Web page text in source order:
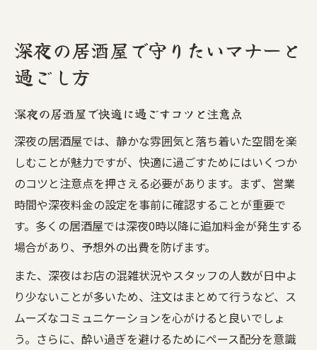
静かな夜に楽しむ居酒屋の魅力を解説
居酒屋深夜営業で楽しむ静寂の魅力とは
居酒屋特有の深夜の雰囲気と楽しみ方
目
深夜営業の居酒屋で味わう非日常体験
静かな夜に居酒屋でリラックスできる理由
居酒屋深夜利用の暗黙ルールまとめ
居酒屋深夜なら守りたい暗黙ルールとマナ
ー
居酒屋の深夜利用で知っておくべき習慣
深夜の居酒屋で迷惑を避けるための心得
居酒屋深夜タイムでのスマートな注文方法
深夜の居酒屋で守りたいマナーと
過ごし方
深夜の居酒屋で快適に過ごすコツと注意点
深夜の居酒屋では、静かな雰囲気と落ち着いた空間を楽
しむことが魅力ですが、快適に過ごすためにはいくつか
のコツと注意点を押さえる必要があります。まず、営業
時間や深夜料金の設定を事前に確認することが重要で
す。多くの居酒屋では深夜0時以降に追加料金が発生する
場合があり、予想外の出費を防げます。
また、深夜はお店の混雑状況やスタッフの人数が日中よ
り少ないことが多いため、注文はまとめて行うなど、ス
ムーズなコミュニケーションを心がけると良いでしょ
う。さらに、酔い過ぎを避けるためにペース配分を意識